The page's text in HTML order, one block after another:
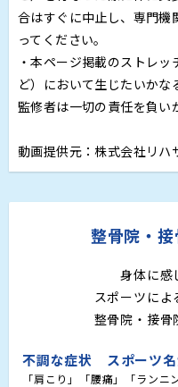
合はすぐに中止し、専門機
ってください。
・本ページ掲載のストレ
ど）において生じたいかな
監修者は一切の責任を負い
動画提供元：株式会社リハ
整骨院・
身体に感
スポーツによ
整骨院・接骨
不調な症状 スポーツ名
「肩こり」「腰痛」「ランニ